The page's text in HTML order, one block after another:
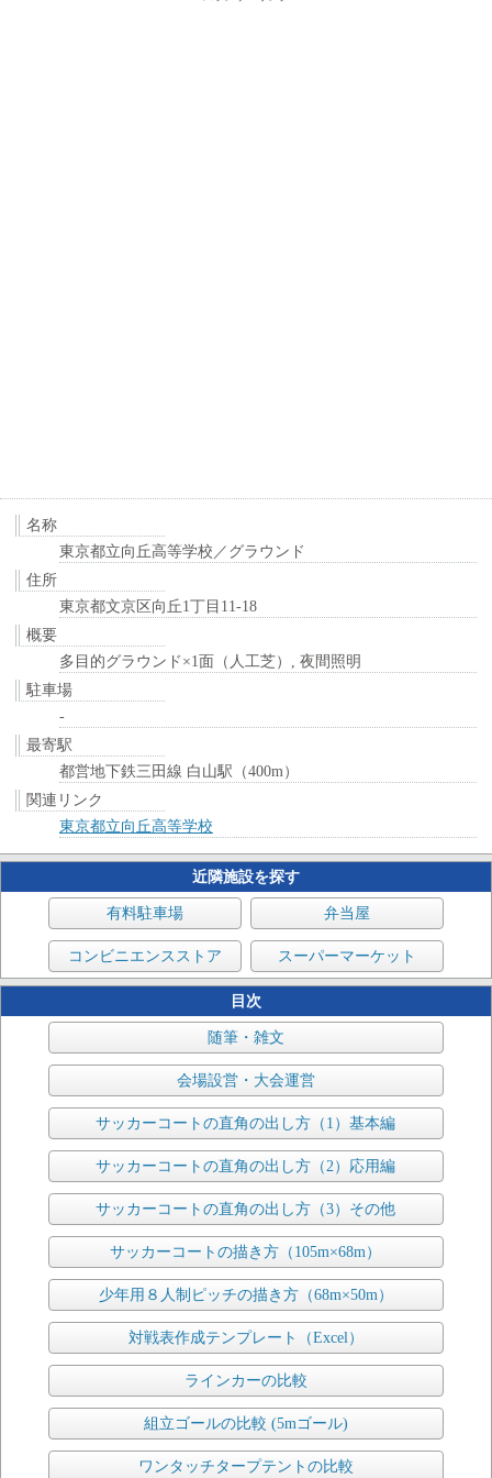
名称
東京都立向丘高等学校／グラウンド
住所
東京都文京区向丘1丁目11-18
概要
多目的グラウンド×1面（人工芝）, 夜間照明
駐車場
-
最寄駅
都営地下鉄三田線 白山駅（400m）
関連リンク
東京都立向丘高等学校
近隣施設を探す
有料駐車場 弁当屋
コンビニエンスストア スーパーマーケット
目次
随筆・雑文
会場設営・大会運営
サッカーコートの直角の出し方（1）基本編
サッカーコートの直角の出し方（2）応用編
サッカーコートの直角の出し方（3）その他
サッカーコートの描き方（105m×68m）
少年用８人制ピッチの描き方（68m×50m）
対戦表作成テンプレート（Excel）
ラインカーの比較
組立ゴールの比較 (5mゴール)
ワンタッチタープテントの比較